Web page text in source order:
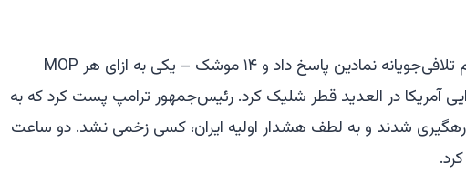
ایران روز بعد با یک اقدام تلافی‌جویانه نمادین پاسخ داد و ۱۴ موشک – یکی به ازای هر MOP
آمریکا در العدید قطر شلیک کرد. رئیس‌جمهور ترامپ پست کرد که به
شدند و به لطف هشدار اولیه ایران، کسی زخمی نشد. دو ساعت